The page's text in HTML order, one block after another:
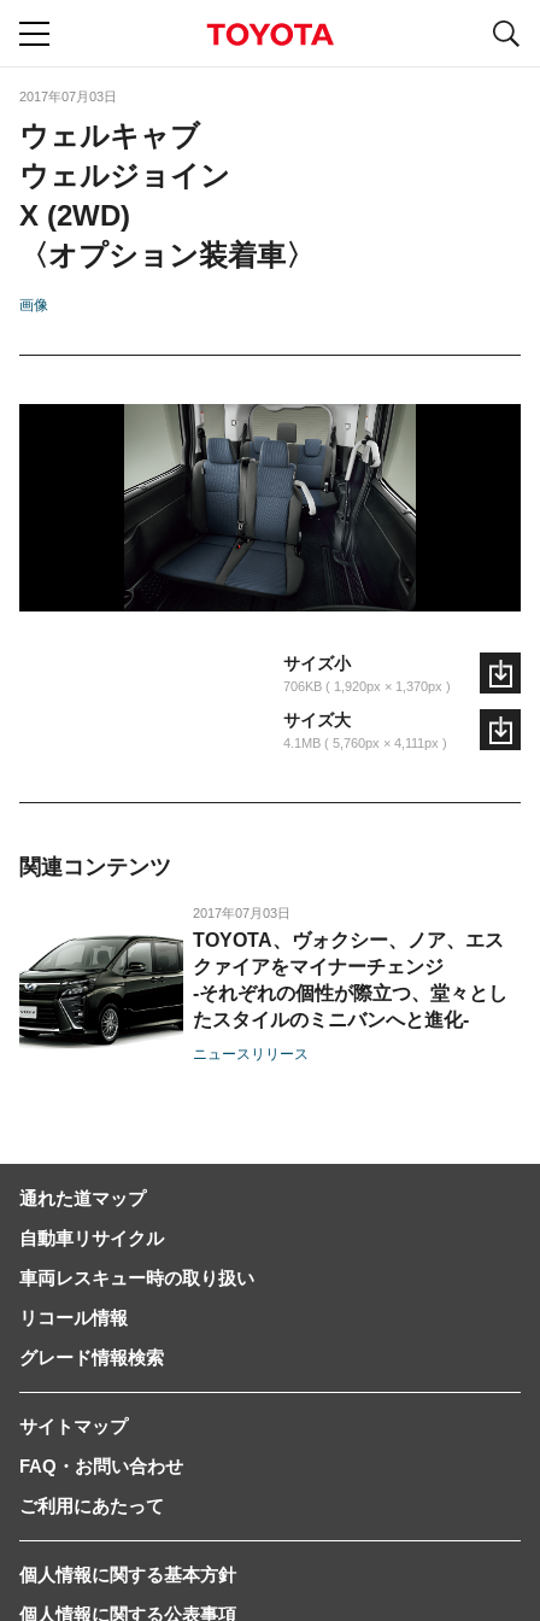
2017年07月03日
ウェルキャブ
ウェルジョイン
X (2WD)
〈オプション装着車〉
画像
サイズ小
706KB 1,920px × 1,370px
サイズ大
4.1MB 5,760px × 4,111px
関連コンテンツ
2017年07月03日
TOYOTA、ヴォクシー、ノア、エス
クァイアをマイナーチェンジ
-それぞれの個性が際立つ、堂々とし
たスタイルのミニバンへと進化-
ニュースリリース
通れた道マップ
自動車リサイクル
車両レスキュー時の取り扱い
リコール情報
グレード情報検索
サイトマップ
FAQ・お問い合わせ
ご利用にあたって
個人情報に関する基本方針
個人情報に関する公表事項